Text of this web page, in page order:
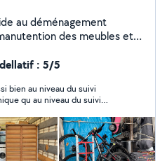
des meubles et
Merci
: 5/5
bien au niveau du suivi
qu au niveau du suivi